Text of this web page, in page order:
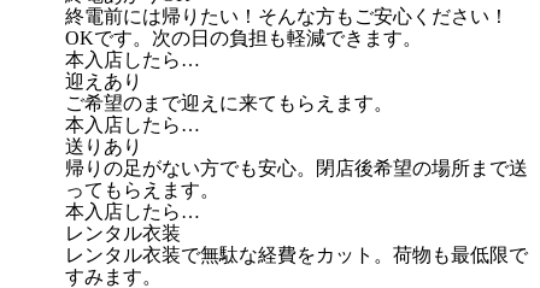
終電前には帰りたい！そんな方もご安心ください！
OKです。次の日の負担も軽減できます。
本入店したら…
迎えあり
ご希望のまで迎えに来てもらえます。
本入店したら…
送りあり
帰りの足がない方でも安心。閉店後希望の場所まで送
ってもらえます。
本入店したら…
レンタル衣装
レンタル衣装で無駄な経費をカット。荷物も最低限で
すみます。